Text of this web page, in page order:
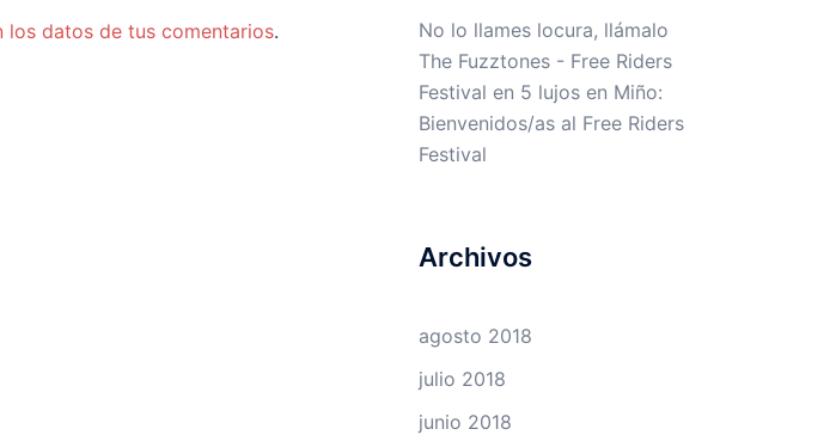
los datos de tus comentarios.
No lo llames locura, llámalo
The Fuzztones - Free Riders
Festival en 5 lujos en Miño:
Bienvenidos/as al Free Riders
Festival
Archivos
agosto 2018
julio 2018
junio 2018